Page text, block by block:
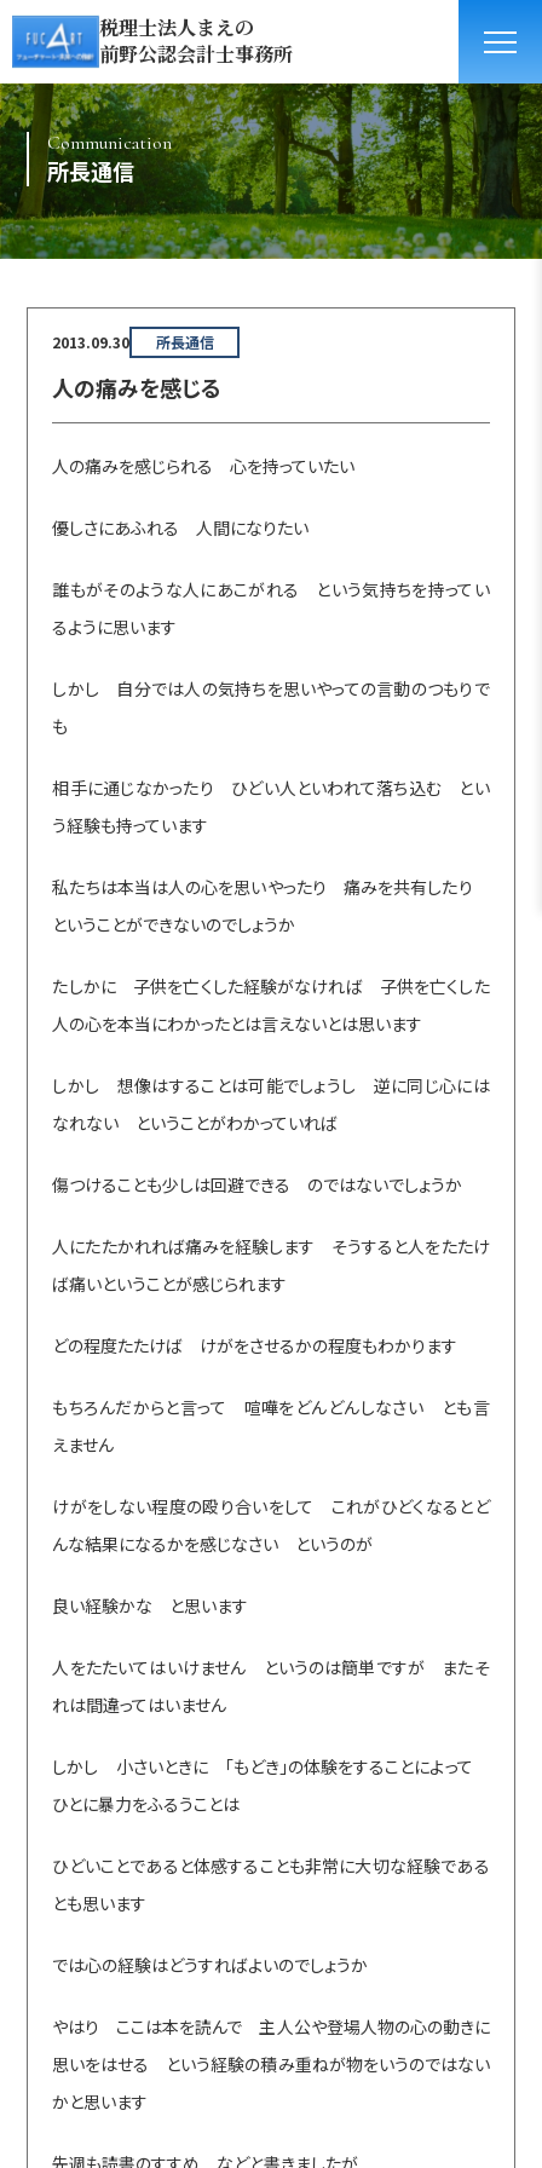
税理士法人まえの
前野公認会計士事務所
Communication
所長通信
2013.09.30 所長通信
人の痛みを感じる
人の痛みを感じられる 心を持っていたい
優しさにあふれる 人間になりたい
誰もがそのような人にあこがれる という気持ちを持ってい
るように思います
しかし 自分では人の気持ちを思いやっての言動のつもりで
も
相手に通じなかったり ひどい人といわれて落ち込む とい
う経験も持っています
私たちは本当は人の心を思いやったり 痛みを共有したり
ということができないのでしょうか
たしかに 子供を亡くした経験がなければ 子供を亡くした
人の心を本当にわかったとは言えないとは思います
しかし 想像はすることは可能でしょうし 逆に同じ心には
なれない ということがわかっていれば
傷つけることも少しは回避できる のではないでしょうか
人にたたかれれば痛みを経験します そうすると人をたたけ
ば痛いということが感じられます
どの程度たたけば けがをさせるかの程度もわかります
もちろんだからと言って 喧嘩をどんどんしなさい とも言
えません
けがをしない程度の殴り合いをして これがひどくなるとど
んな結果になるかを感じなさい というのが
良い経験かな と思います
人をたたいてはいけません というのは簡単ですが またそ
れは間違ってはいません
しかし 小さいときに 「もどき」の体験をすることによって
ひとに暴力をふるうことは
ひどいことであると体感することも非常に大切な経験である
とも思います
では心の経験はどうすればよいのでしょうか
やはり ここは本を読んで 主人公や登場人物の心の動きに
思いをはせる という経験の積み重ねが物をいうのではない
かと思います
先週も読書のすすめ などと書きましたが